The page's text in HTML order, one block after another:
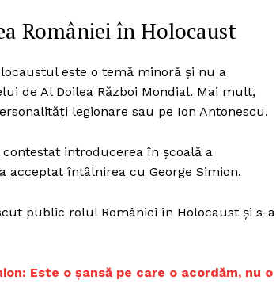
României în Holocaust
este o temă minoră și nu a
de Al Doilea Război Mondial. Mai mult,
legionare sau pe Ion Antonescu.
introducerea în școală a
acceptat întâlnirea cu George Simion.
public rolul României în Holocaust și s-a
Este o șansă pe care o acordăm, nu o